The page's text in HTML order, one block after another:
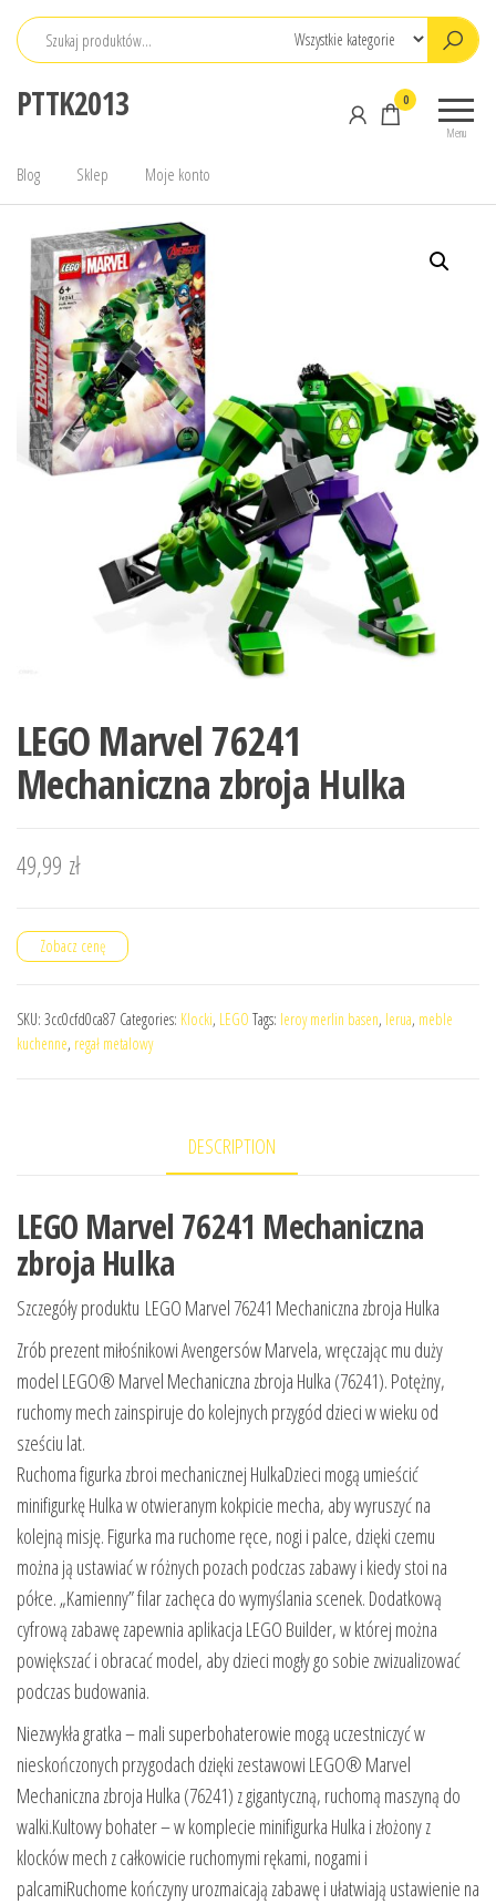
Przejdź
PTTK2013
Menu
0
Blog Sklep Moje konto
LEGO Marvel 76241
Mechaniczna zbroja Hulka
49,99 zł
Zobacz cenę
SKU: 3cc0cfd0ca87 Categories: Klocki, LEGO Tags: leroy merlin basen, lerua, meble
kuchenne, regał metalowy
DESCRIPTION
LEGO Marvel 76241 Mechaniczna
zbroja Hulka
Szczegóły produktu LEGO Marvel 76241 Mechaniczna zbroja Hulka
Zrób prezent miłośnikowi Avengersów Marvela, wręczając mu duży
model LEGO® Marvel Mechaniczna zbroja Hulka (76241). Potężny,
ruchomy mech zainspiruje do kolejnych przygód dzieci w wieku od
sześciu lat.
Ruchoma figurka zbroi mechanicznej HulkaDzieci mogą umieścić
minifigurkę Hulka w otwieranym kokpicie mecha, aby wyruszyć na
kolejną misję. Figurka ma ruchome ręce, nogi i palce, dzięki czemu
można ją ustawiać w różnych pozach podczas zabawy i kiedy stoi na
półce. „Kamienny” filar zachęca do wymyślania scenek. Dodatkową
cyfrową zabawę zapewnia aplikacja LEGO Builder, w której można
powiększać i obracać model, aby dzieci mogły go sobie zwizualizować
podczas budowania.
Niezwykła gratka – mali superbohaterowie mogą uczestniczyć w
nieskończonych przygodach dzięki zestawowi LEGO® Marvel
Mechaniczna zbroja Hulka (76241) z gigantyczną, ruchomą maszyną do
walki.Kultowy bohater – w komplecie minifigurka Hulka i złożony z
klocków mech z całkowicie ruchomymi rękami, nogami i
palcamiRuchome kończyny urozmaicają zabawę i ułatwiają ustawienie na